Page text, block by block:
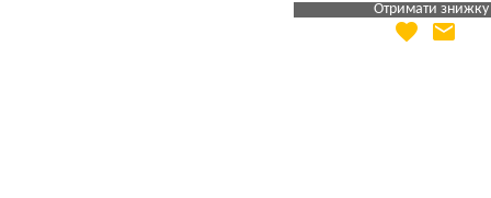
Отримати знижку
Яка Ваша ціна
favorite email